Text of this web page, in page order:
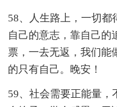
58、人生路上，一切
自己的意志，靠自己
票，一去无返，我们能
的只有自己。晚安！
59、社会需要正能量，